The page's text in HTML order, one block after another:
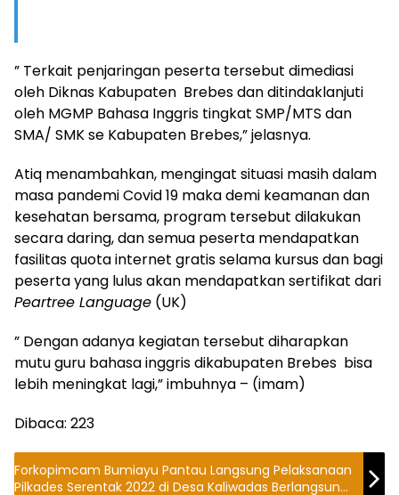
” Terkait penjaringan peserta tersebut dimediasi
oleh Diknas Kabupaten Brebes dan ditindaklanjuti
oleh MGMP Bahasa Inggris tingkat SMP/MTS dan
SMA/ SMK se Kabupaten Brebes,” jelasnya.
Atiq menambahkan, mengingat situasi masih dalam
masa pandemi Covid 19 maka demi keamanan dan
kesehatan bersama, program tersebut dilakukan
secara daring, dan semua peserta mendapatkan
fasilitas quota internet gratis selama kursus dan bagi
peserta yang lulus akan mendapatkan sertifikat dari
Peartree Language (UK)
” Dengan adanya kegiatan tersebut diharapkan
mutu guru bahasa inggris dikabupaten Brebes bisa
lebih meningkat lagi,” imbuhnya – (imam)
Dibaca: 223
Forkopimcam Bumiayu Pantau Langsung Pelaksanaan
Pilkades Serentak 2022 di Desa Kaliwadas Berlangsung